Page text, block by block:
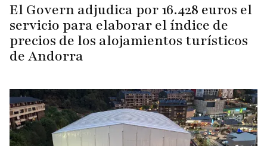
El Govern adjudica por 16.428 euros el
servicio para elaborar el índice de
precios de los alojamientos turísticos
de Andorra